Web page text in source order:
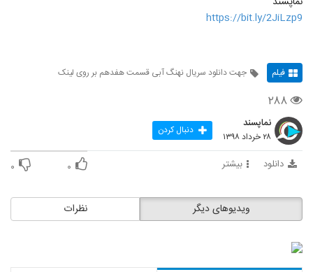
https://bit.ly/2JiLzp9
فیلم جهت دانلود سریال نهنگ آبی قسمت هفدهم بر روی لینک
۲۸۸
نماپسند
۲۸ خرداد ۱۳۹۸ دنبال کردن
دانلود بیشتر ۰ ۰
نظرات ویدیوهای دیگر